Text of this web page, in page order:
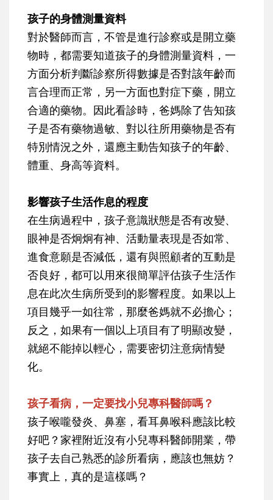
孩子的身體測量資料
對於醫師而言，不管是進行診察或是開立藥
物時，都需要知道孩子的身體測量資料，一
方面分析判斷診察所得數據是否對該年齡而
言合理而正常，另一方面也對症下藥，開立
合適的藥物。因此看診時，爸媽除了告知孩
子是否有藥物過敏、對以往所用藥物是否有
特別情況之外，還應主動告知孩子的年齡、
體重、身高等資料。
影響孩子生活作息的程度
在生病過程中，孩子意識狀態是否有改變、
眼神是否炯炯有神、活動量表現是否如常、
進食意願是否減低，還有與照顧者的互動是
否良好，都可以用來很簡單評估孩子生活作
息在此次生病所受到的影響程度。如果以上
項目幾乎一如往常，那麼爸媽就不必擔心；
反之，如果有一個以上項目有了明顯改變，
就絕不能掉以輕心，需要密切注意病情變
化。
孩子看病，一定要找小兒專科醫師嗎？
孩子喉嚨發炎、鼻塞，看耳鼻喉科應該比較
好吧？家裡附近沒有小兒專科醫師開業，帶
孩子去自己熟悉的診所看病，應該也無妨？
事實上，真的是這樣嗎？